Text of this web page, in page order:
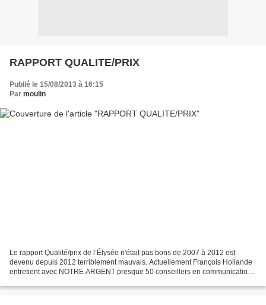
RAPPORT QUALITE/PRIX
Publié le 15/08/2013 à 16:15
Par moulin
Le rapport Qualité/prix de l’Élysée n'était pas bons de 2007 à 2012 est
devenu depuis 2012 terriblement mauvais. Actuellement François Hollande
entretient avec NOTRE ARGENT presque 50 conseillers en communication